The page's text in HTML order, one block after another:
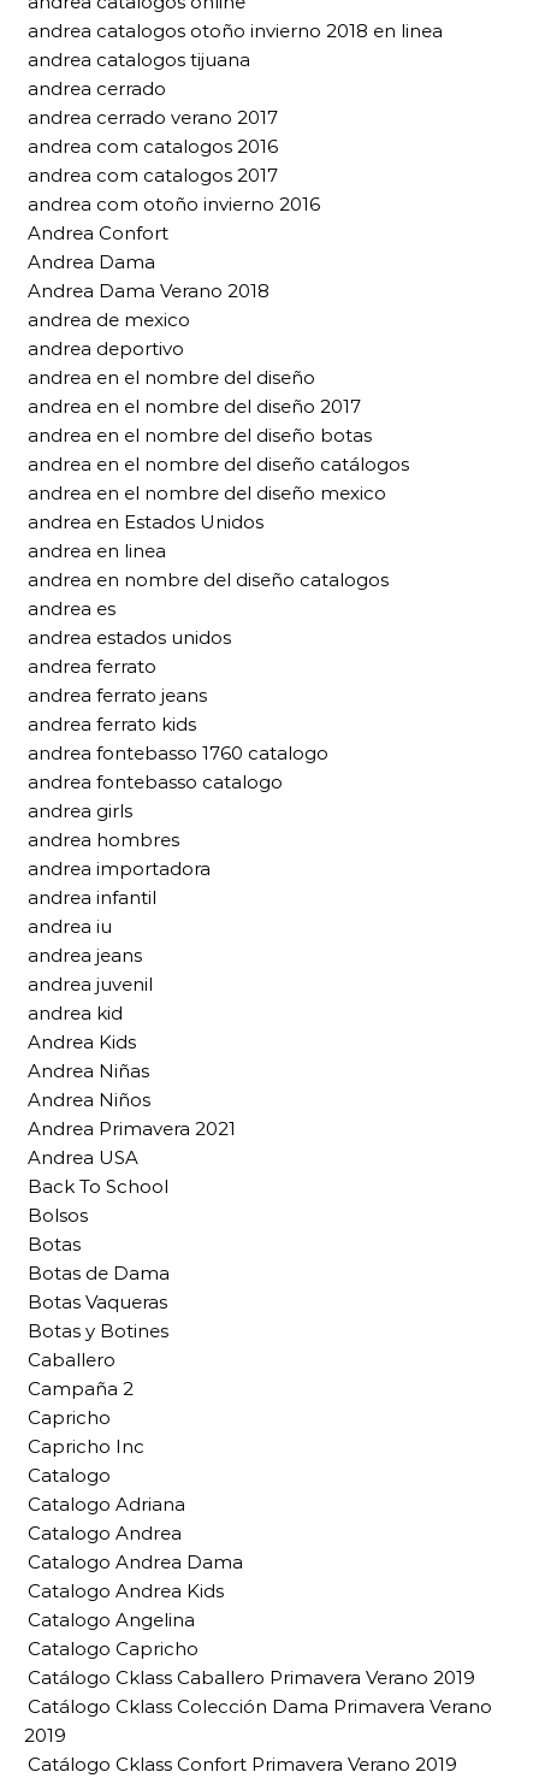
andrea catalogos otoño invierno 2018 en linea
andrea catalogos tijuana
andrea cerrado
andrea cerrado verano 2017
andrea com catalogos 2016
andrea com catalogos 2017
andrea com otoño invierno 2016
Andrea Confort
Andrea Dama
Andrea Dama Verano 2018
andrea de mexico
andrea deportivo
andrea en el nombre del diseño
andrea en el nombre del diseño 2017
andrea en el nombre del diseño botas
andrea en el nombre del diseño catálogos
andrea en el nombre del diseño mexico
andrea en Estados Unidos
andrea en linea
andrea en nombre del diseño catalogos
andrea es
andrea estados unidos
andrea ferrato
andrea ferrato jeans
andrea ferrato kids
andrea fontebasso 1760 catalogo
andrea fontebasso catalogo
andrea girls
andrea hombres
andrea importadora
andrea infantil
andrea iu
andrea jeans
andrea juvenil
andrea kid
Andrea Kids
Andrea Niñas
Andrea Niños
Andrea Primavera 2021
Andrea USA
Back To School
Bolsos
Botas
Botas de Dama
Botas Vaqueras
Botas y Botines
Caballero
Campaña 2
Capricho
Capricho Inc
Catalogo
Catalogo Adriana
Catalogo Andrea
Catalogo Andrea Dama
Catalogo Andrea Kids
Catalogo Angelina
Catalogo Capricho
Catálogo Cklass Caballero Primavera Verano 2019
Catálogo Cklass Colección Dama Primavera Verano
2019
Catálogo Cklass Confort Primavera Verano 2019